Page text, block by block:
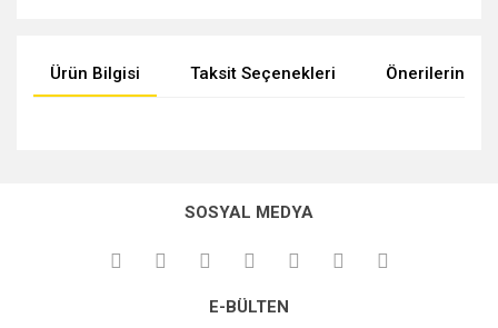
Ürün Bilgisi Taksit Seçenekleri Önerileriniz
kullanarak tarafımıza iletebilirsiniz.
Görüş ve önerileriniz için teşekkür ederiz.
Ürün açıklamasında eksik bilgiler bulunuyor.
SOSYAL MEDYA
E-BÜLTEN